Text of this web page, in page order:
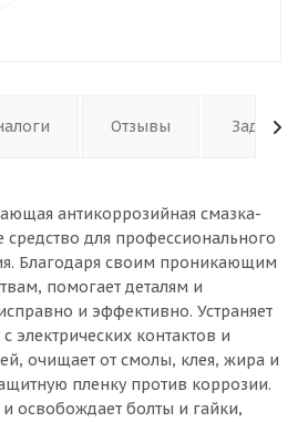
Отзывы Задать
антикоррозийная смазка-
для профессионального
Благодаря своим проникающим
помогает деталям и
и эффективно. Устраняет
электрических контактов и
очищает от смолы, клея, жира и
пленку против коррозии.
освобождает болты и гайки,